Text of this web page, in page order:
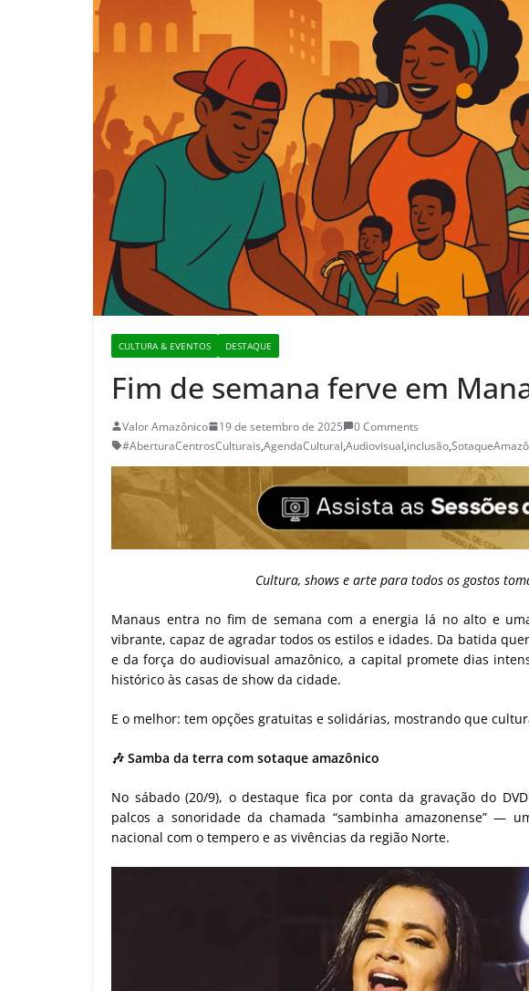
CULTURA & EVENTOS DESTAQUE
Fim de semana ferve em
Valor Amazônico 19 de setembro de 2025
0 Comments
#AberturaCentrosCulturais,AgendaCultural,Audiovisual,inclusão,
Cultura, shows e arte para todos os gostos
Manaus entra no fim de semana com a energia lá no alto e
vibrante, capaz de agradar todos os estilos e idades. Da batida
e da força do audiovisual amazônico, a capital promete dias
histórico às casas de show da cidade.
E o melhor: tem opções gratuitas e solidárias, mostrando que
🎶 Samba da terra com sotaque amazônico
No sábado (20/9), o destaque fica por conta da gravação do
palcos a sonoridade da chamada “sambinha amazonense” —
nacional com o tempero e as vivências da região Norte.